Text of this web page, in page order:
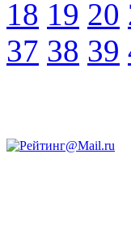
18 19 20
37 38 39